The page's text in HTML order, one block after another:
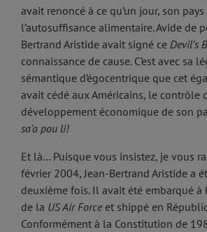
avait renoncé à ce qu’un jour, son
l’autosuffisance alimentaire. Avide de
Bertrand Aristide avait signé ce Devil’s
connaissance de cause. C’est avec sa
sémantique d’égocentrique que cet
avait cédé aux Américains, le contrôle
développement économique de son
sa’a pou li!
Et là… Puisque vous insistez, je vous
février 2004, Jean-Bertrand Aristide a
deuxième fois. Il avait été embarqué à
de la US Air Force et shippé en
Conformément à la Constitution de